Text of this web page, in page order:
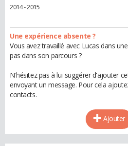
2014 - 2015
Une expérience absente ?
Vous avez travaillé avec Lucas dans
pas dans son parcours ?
N'hésitez pas à lui suggérer d'ajouter
envoyant un message. Pour cela
contacts.
Ajouter